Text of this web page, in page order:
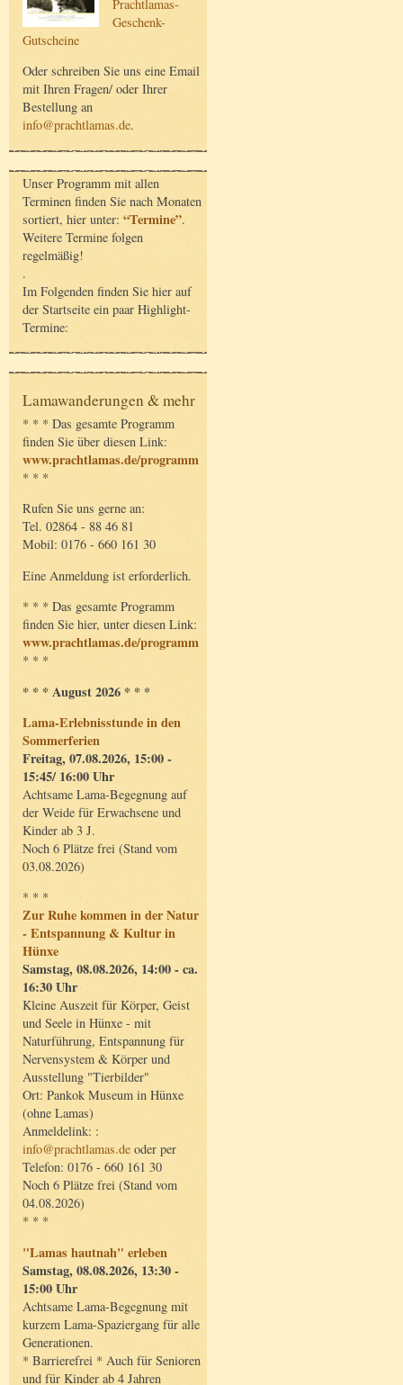
Prachtlamas-
Geschenk-
Gutscheine
Oder schreiben Sie uns eine Email
mit Ihren Fragen/ oder Ihrer
Bestellung an
info@prachtlamas.de.
Unser Programm mit allen
Terminen finden Sie nach Monaten
sortiert, hier unter: “Termine”.
Weitere Termine folgen
regelmäßig!
.
Im Folgenden finden Sie hier auf
der Startseite ein paar Highlight-
Termine:
Lamawanderungen & mehr
* * * Das gesamte Programm
finden Sie über diesen Link:
www.prachtlamas.de/programm
* * *
Rufen Sie uns gerne an:
Tel. 02864 - 88 46 81
Mobil: 0176 - 660 161 30
Eine Anmeldung ist erforderlich.
* * * Das gesamte Programm
finden Sie hier, unter diesen Link:
www.prachtlamas.de/programm
* * *
* * * August 2026 * * *
Lama-Erlebnisstunde in den
Sommerferien
Freitag, 07.08.2026, 15:00 -
15:45/ 16:00 Uhr
Achtsame Lama-Begegnung auf
der Weide für Erwachsene und
Kinder ab 3 J.
Noch 6 Plätze frei (Stand vom
03.08.2026)
* * *
Zur Ruhe kommen in der Natur
- Entspannung & Kultur in
Hünxe
Samstag, 08.08.2026, 14:00 - ca.
16:30 Uhr
Kleine Auszeit für Körper, Geist
und Seele in Hünxe - mit
Naturführung, Entspannung für
Nervensystem & Körper und
Ausstellung "Tierbilder"
Ort: Pankok Museum in Hünxe
(ohne Lamas)
Anmeldelink: :
info@prachtlamas.de oder per
Telefon: 0176 - 660 161 30
Noch 6 Plätze frei (Stand vom
04.08.2026)
* * *
"Lamas hautnah" erleben
Samstag, 08.08.2026, 13:30 -
15:00 Uhr
Achtsame Lama-Begegnung mit
kurzem Lama-Spaziergang für alle
Generationen.
* Barrierefrei * Auch für Senioren
und für Kinder ab 4 Jahren